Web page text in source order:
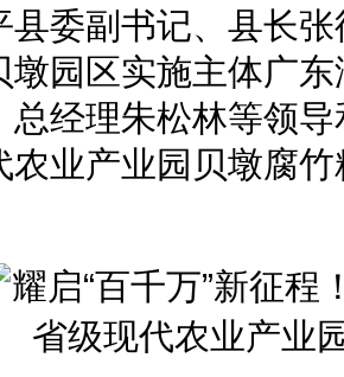
县委副书记、县长
墩园区实施主体广
总经理朱松林等领
农业产业园贝墩腐